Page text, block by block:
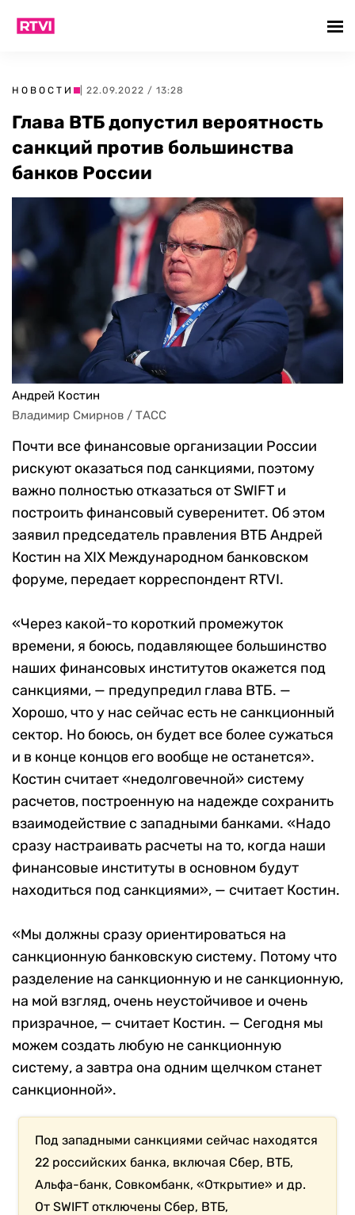
НОВОСТИ | 22.09.2022 / 13:28
Глава ВТБ допустил вероятность
санкций против большинства
банков России
Андрей Костин
Владимир Смирнов / ТАСС
Почти все финансовые организации России
рискуют оказаться под санкциями, поэтому
важно полностью отказаться от SWIFT и
построить финансовый суверенитет. Об этом
заявил председатель правления ВТБ Андрей
Костин на XIX Международном банковском
форуме, передает корреспондент RTVI.
«Через какой-то короткий промежуток
времени, я боюсь, подавляющее большинство
наших финансовых институтов окажется под
санкциями, — предупредил глава ВТБ. —
Хорошо, что у нас сейчас есть не санкционный
сектор. Но боюсь, он будет все более сужаться
и в конце концов его вообще не останется».
Костин считает «недолговечной» систему
расчетов, построенную на надежде сохранить
взаимодействие с западными банками. «Надо
сразу настраивать расчеты на то, когда наши
финансовые институты в основном будут
находиться под санкциями», — считает Костин.
«Мы должны сразу ориентироваться на
санкционную банковскую систему. Потому что
разделение на санкционную и не санкционную,
на мой взгляд, очень неустойчивое и очень
призрачное, — считает Костин. — Сегодня мы
можем создать любую не санкционную
систему, а завтра она одним щелчком станет
санкционной».
Под западными санкциями сейчас находятся
22 российских банка, включая Сбер, ВТБ,
Альфа-банк, Совкомбанк, «Открытие» и др.
ОтSWIFT отключены Сбер, ВТБ,